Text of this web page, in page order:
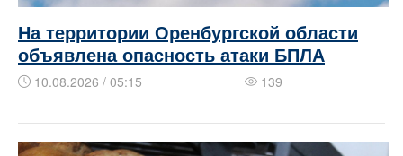
На территории Оренбургской области
объявлена опасность атаки БПЛА
10.08.2026 / 05:15 139